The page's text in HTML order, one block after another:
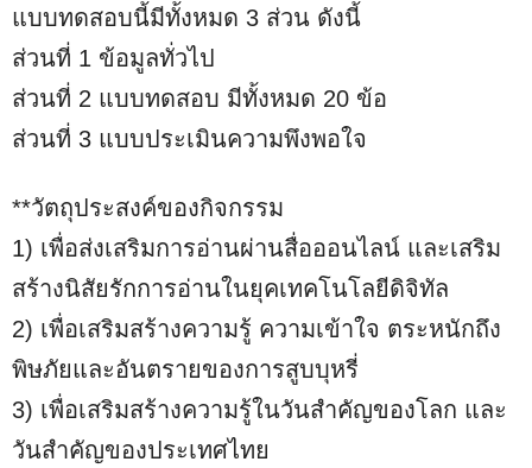
แบบทดสอบนี้มีทั้งหมด 3 ส่วน ดังนี้
ส่วนที่ 1 ข้อมูลทั่วไป
ส่วนที่ 2 แบบทดสอบ มีทั้งหมด 20 ข้อ
ส่วนที่ 3 แบบประเมินความพึงพอใจ
**วัตถุประสงค์ของกิจกรรม
1) เพื่อส่งเสริมการอ่านผ่านสื่อออนไลน์ และเสริม
สร้างนิสัยรักการอ่านในยุคเทคโนโลยีดิจิทัล
2) เพื่อเสริมสร้างความรู้ ความเข้าใจ ตระหนักถึง
พิษภัยและอันตรายของการสูบบุหรี่
3) เพื่อเสริมสร้างความรู้ในวันสำคัญของโลก และ
วันสำคัญของประเทศไทย